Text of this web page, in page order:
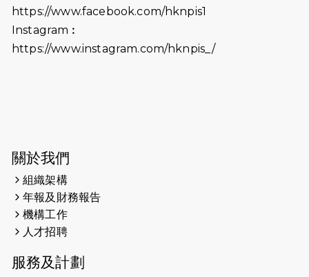
https://www.facebook.com/hknpis1
Instagram︰
https://www.instagram.com/hknpis_/
關於我們
組織架構
年報及財務報告
機構工作
人才招聘
服務及計劃